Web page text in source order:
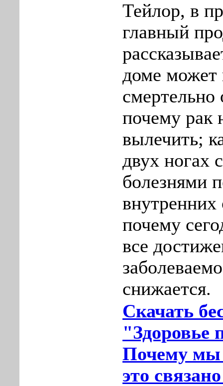
Тейлор, в
главный
доме может
смертельно
почему рак
вылечить;
двух ногах
болезнями
внутренних
почему
все
снижается.
Скачать
"Здоровье
Почему мы
это